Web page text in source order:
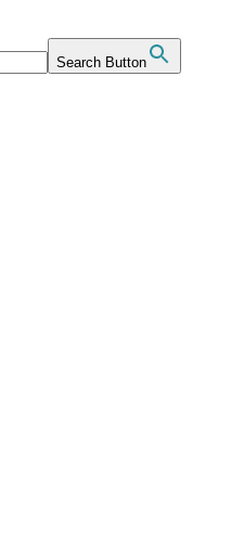
Search Button